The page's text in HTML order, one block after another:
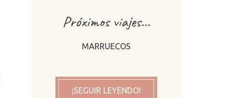
Próximos viajes...
MARRUECOS
¡SEGUIR LEYENDO!